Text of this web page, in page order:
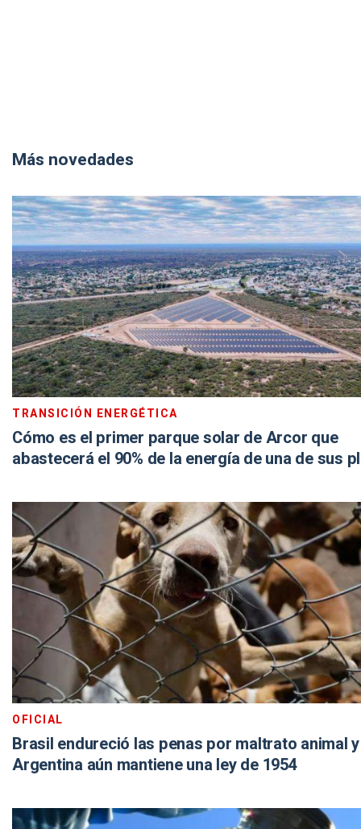
Más novedades
TRANSICIÓN ENERGÉTICA
Cómo es el primer parque solar de Arcor que
abastecerá el 90% de la energía de una de sus
OFICIAL
Brasil endureció las penas por maltrato animal y
Argentina aún mantiene una ley de 1954